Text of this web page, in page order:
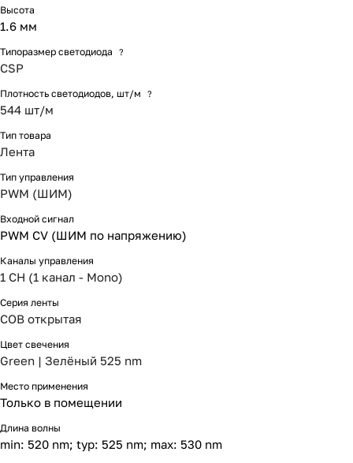
Высота
1.6 мм
Типоразмер светодиода ?
CSP
Плотность светодиодов, шт/м ?
544 шт/м
Тип товара
Лента
Тип управления
PWM (ШИМ)
Входной сигнал
PWM СV (ШИМ по напряжению)
Каналы управления
1 CH (1 канал - Mono)
Серия ленты
COB открытая
Цвет свечения
Green | Зелёный 525 nm
Место применения
Только в помещении
Длина волны
min: 520 nm; typ: 525 nm; max: 530 nm